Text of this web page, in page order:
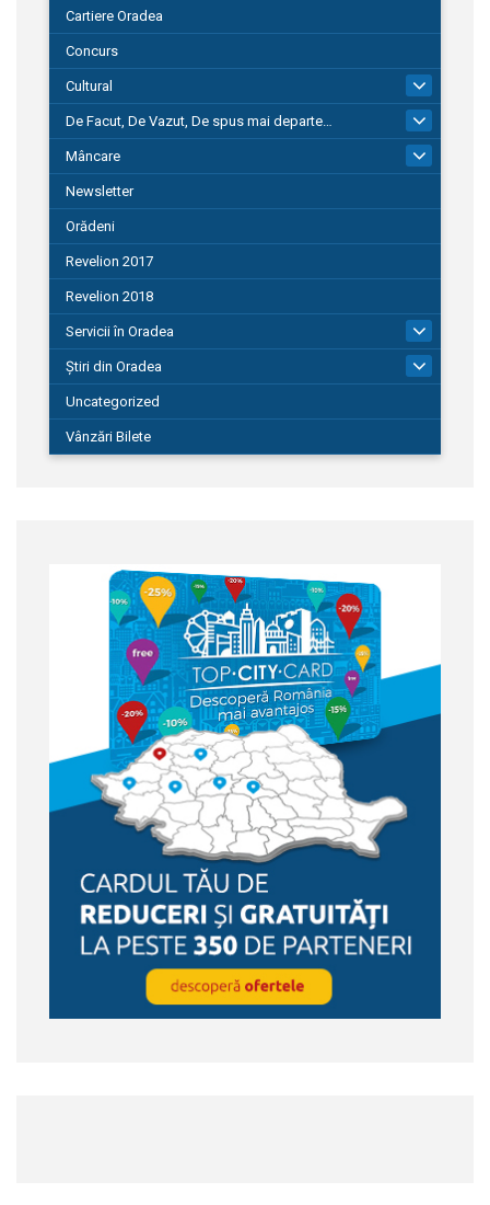
Cartiere Oradea
Concurs
Cultural
De Facut, De Vazut, De spus mai departe…
580
Mâncare
Newsletter
Orădeni
Revelion 2017
Revelion 2018
Servicii în Oradea
Știri din Oradea
Uncategorized
Vânzări Bilete